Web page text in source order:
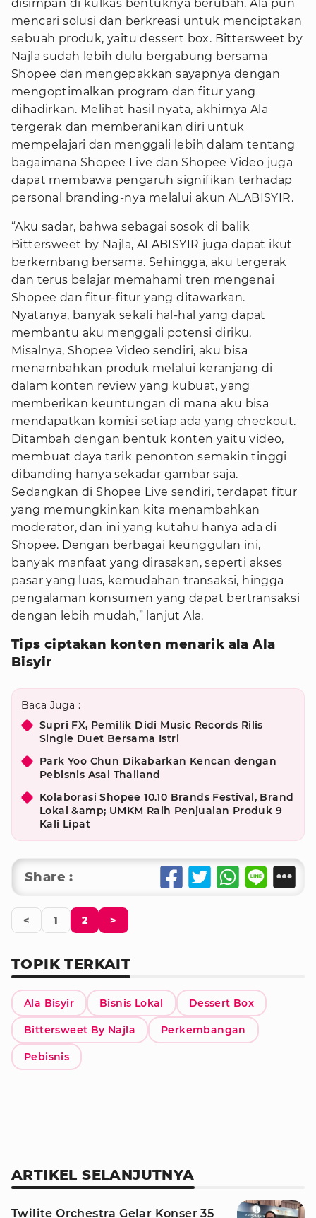
disimpan di kulkas bentuknya berubah. Ala pun
mencari solusi dan berkreasi untuk menciptakan
sebuah produk, yaitu dessert box. Bittersweet by
Najla sudah lebih dulu bergabung bersama
Shopee dan mengepakkan sayapnya dengan
mengoptimalkan program dan fitur yang
dihadirkan. Melihat hasil nyata, akhirnya Ala
tergerak dan memberanikan diri untuk
mempelajari dan menggali lebih dalam tentang
bagaimana Shopee Live dan Shopee Video juga
dapat membawa pengaruh signifikan terhadap
personal branding-nya melalui akun ALABISYIR.
“Aku sadar, bahwa sebagai sosok di balik
Bittersweet by Najla, ALABISYIR juga dapat ikut
berkembang bersama. Sehingga, aku tergerak
dan terus belajar memahami tren mengenai
Shopee dan fitur-fitur yang ditawarkan.
Nyatanya, banyak sekali hal-hal yang dapat
membantu aku menggali potensi diriku.
Misalnya, Shopee Video sendiri, aku bisa
menambahkan produk melalui keranjang di
dalam konten review yang kubuat, yang
memberikan keuntungan di mana aku bisa
mendapatkan komisi setiap ada yang checkout.
Ditambah dengan bentuk konten yaitu video,
membuat daya tarik penonton semakin tinggi
dibanding hanya sekadar gambar saja.
Sedangkan di Shopee Live sendiri, terdapat fitur
yang memungkinkan kita menambahkan
moderator, dan ini yang kutahu hanya ada di
Shopee. Dengan berbagai keunggulan ini,
banyak manfaat yang dirasakan, seperti akses
pasar yang luas, kemudahan transaksi, hingga
pengalaman konsumen yang dapat bertransaksi
dengan lebih mudah,” lanjut Ala.
Tips ciptakan konten menarik ala Ala
Bisyir
Baca Juga :
Supri FX, Pemilik Didi Music Records Rilis
Single Duet Bersama Istri
Park Yoo Chun Dikabarkan Kencan dengan
Pebisnis Asal Thailand
Kolaborasi Shopee 10.10 Brands Festival, Brand
Lokal &amp; UMKM Raih Penjualan Produk 9
Kali Lipat
Share :
< 1 2 >
TOPIK TERKAIT
Ala Bisyir Bisnis Lokal Dessert Box
Bittersweet By Najla Perkembangan
Pebisnis
ARTIKEL SELANJUTNYA
Twilite Orchestra Gelar Konser 35